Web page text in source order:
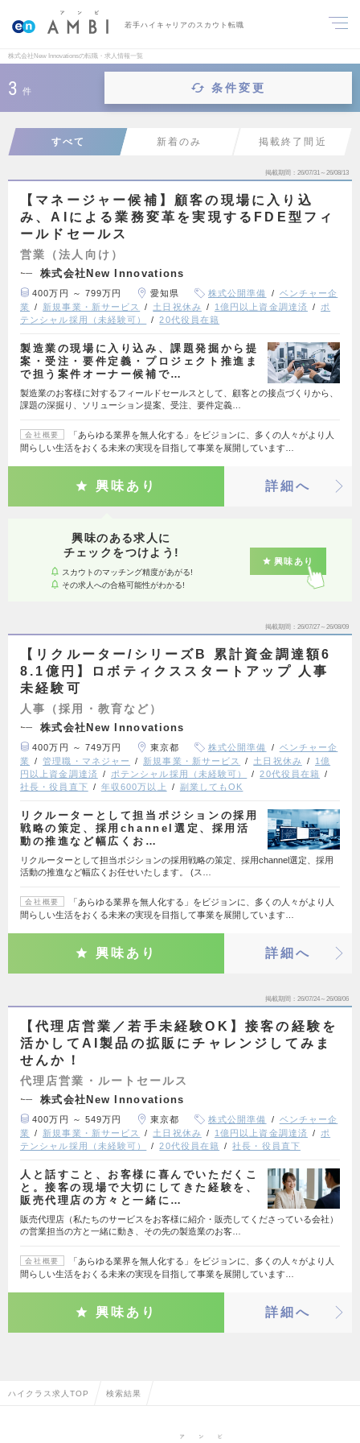
若手ハイキャリアのスカウト転職
株式会社New Innovationsの転職・求人情報一覧
3 件 条件変更
すべて 新着のみ 掲載終了間近
掲載期間 26/07/31～26/08/13
【マネージャー候補】顧客の現場に入り込
み、AIによる業務変革を実現するFDE型フィ
ールドセールス
営業（法人向け）
株式会社New Innovations
400万円 ～ 799万円 愛知県 株式公開準備
ベンチャー企
業
新規事業・新サービス 土日祝休み 1億円以上資金調達済
ポ
テンシャル採用（未経験可）
20代役員在籍
製造業の現場に入り込み、課題発掘から提
案・受注・要件定義・プロジェクト推進ま
で担う案件オーナー候補で…
製造業のお客様に対するフィールドセールスとして、顧客との接点づくりから、
課題の深掘り、ソリューション提案、受注、要件定義…
会社概要
「あらゆる業界を無人化する」をビジョンに、多くの人々がより人
間らしい生活をおくる未来の実現を目指して事業を展開しています…
興味あり 詳細へ
興味のある求人に
チェックをつけよう!
スカウトのマッチング精度があがる!
その求人への合格可能性がわかる!
興味あり
掲載期間 26/07/27～26/08/09
【リクルーター/シリーズB 累計資金調達額6
8.1億円】ロボティクススタートアップ 人事
未経験可
人事（採用・教育など）
株式会社New Innovations
400万円 ～ 749万円 東京都 株式公開準備
ベンチャー企
業
管理職・マネジャー 新規事業・新サービス 土日祝休み
1億
円以上資金調達済
ポテンシャル採用（未経験可）
20代役員在籍
社長・役員直下
年収600万以上 副業してもOK
リクルーターとして担当ポジションの採用
戦略の策定、採用channel選定、採用活
動の推進など幅広くお…
リクルーターとして担当ポジションの採用戦略の策定、採用channel選定、採用
活動の推進など幅広くお任せいたします。 (ス…
会社概要
「あらゆる業界を無人化する」をビジョンに、多くの人々がより人
間らしい生活をおくる未来の実現を目指して事業を展開しています…
興味あり 詳細へ
掲載期間 26/07/24～26/08/06
【代理店営業／若手未経験OK】接客の経験を
活かしてAI製品の拡販にチャレンジしてみま
せんか！
代理店営業・ルートセールス
株式会社New Innovations
400万円 ～ 549万円 東京都 株式公開準備
ベンチャー企
業
新規事業・新サービス 土日祝休み 1億円以上資金調達済
ポ
テンシャル採用（未経験可）
20代役員在籍 社長・役員直下
人と話すこと、お客様に喜んでいただくこ
と。接客の現場で大切にしてきた経験を、
販売代理店の方々と一緒に…
販売代理店（私たちのサービスをお客様に紹介・販売してくださっている会社）
の営業担当の方と一緒に動き、その先の製造業のお客…
会社概要
「あらゆる業界を無人化する」をビジョンに、多くの人々がより人
間らしい生活をおくる未来の実現を目指して事業を展開しています…
興味あり 詳細へ
ハイクラス求人TOP 検索結果